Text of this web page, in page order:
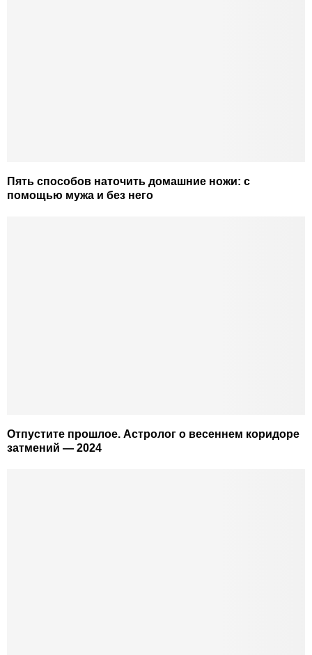
Пять способов наточить домашние ножи: с
помощью мужа и без него
Отпустите прошлое. Астролог о весеннем коридоре
затмений — 2024